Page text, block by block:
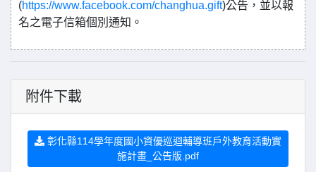
(https://www.facebook.com/changhua.gift)公告，並以報
名之電子信箱個別通知。
附件下載
彰化縣114學年度國小資優巡迴輔導班戶外教育活動實
施計畫_公告版.pdf